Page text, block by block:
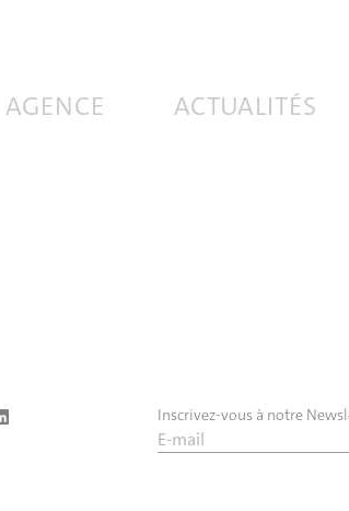
AGENCE ACTUALITÉS
Inscrivez-vous à notre